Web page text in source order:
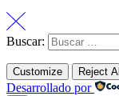
Buscar:
Customize Reject All
Desarrollado por